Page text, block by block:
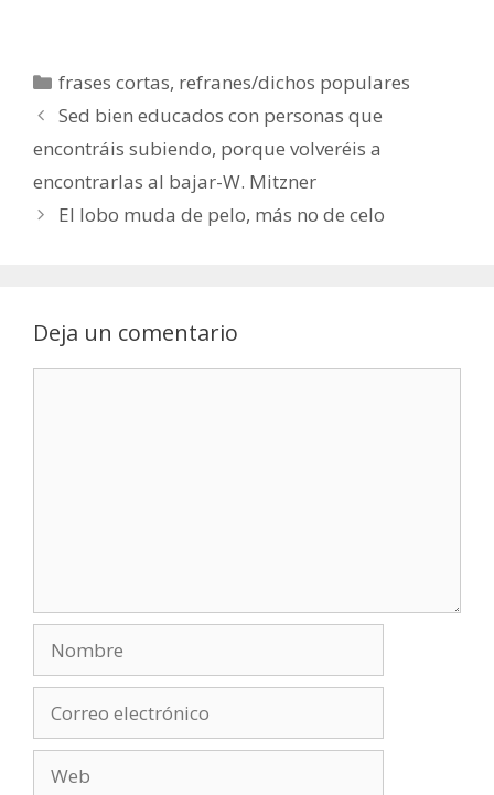
Categorías
frases cortas, refranes/dichos populares
Sed bien educados con personas que
encontráis subiendo, porque volveréis a
encontrarlas al bajar-W. Mitzner
El lobo muda de pelo, más no de celo
Deja un comentario
electrónico